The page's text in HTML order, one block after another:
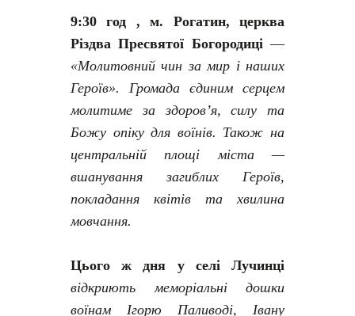
9:30 год , м. Рогатин, церква
Різдва Пресвятої Богородиці—
«Молитовний чин за мир і наших
Героїв». Громада єдиним серцем
молитиме за здоров’я, силу та
Божу опіку для воїнів. Також на
центральній площі міста —
вшанування загиблих Героїв,
покладання квітів та хвилина
мовчання.
Цього ж дня у селі Лучинці
відкриють меморіальні дошки
воїнам Ігорю Паливоді, Івану